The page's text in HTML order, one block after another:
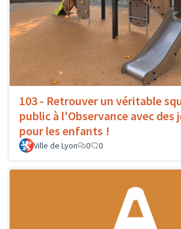
103 - Retrouver un véritable
public à l'Observance avec des
pour les enfants !
Ville de Lyon 0 0